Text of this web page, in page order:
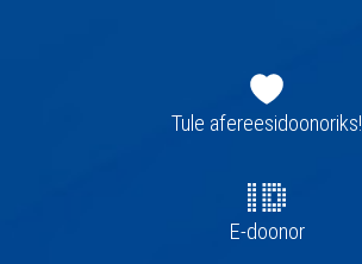
navigatsioonTule afereesidoonoriks!
E-doonor